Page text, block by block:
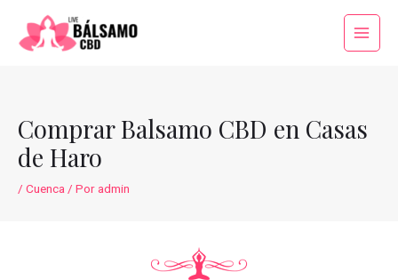
contenido
Main
Comprar Balsamo CBD en Casas
de Haro
/ Cuenca / Poradmin